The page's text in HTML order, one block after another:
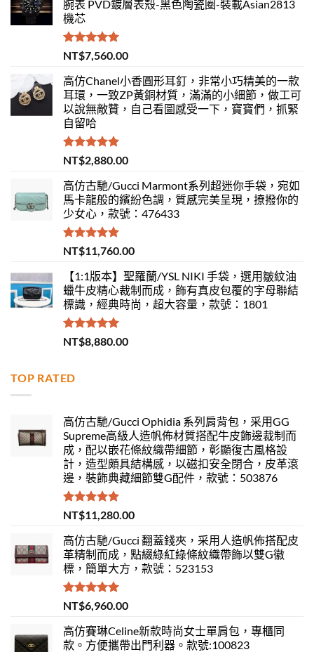
腕表 PVD鍍層表殼-黑色陶瓷圈-裝載Asian2813
機芯
評分 5.00
滿分 5
NT$7,560.00
高仿Chanel小香圓形耳釘，非常小巧精美的一款
耳環，一致ZP黃銅材質，滿滿的小細節，做工可
以說無敵贊，自己看圖感受一下，寶寶們，抓緊
自留哈
評分 5.00
滿分 5
NT$2,880.00
高仿古馳/Gucci Marmont系列超迷你手袋，宛如
馬卡龍般的繽紛色調，質感完美呈現，撩撥你的
少女心，款號：476433
評分5.00
滿分 5
NT$11,760.00
【1:1版本】聖羅蘭/YSL NIKI 手袋，選用皺紋油
蠟牛皮精心裁制而成，飾有真皮包覆的字母聯結
標識，經典時尚，超大容量，款號：1801
評分 5.00
滿分 5
NT$8,880.00
TOP RATED
高仿古馳/Gucci Ophidia 系列肩背包，采用GG
Supreme高級人造帆佈材質搭配牛皮飾邊裁制而
成，配以嵌花條紋織帶細節，彰顯復古風格設
計，造型頗具結構感，以磁扣安全閉合，皮革滾
邊，裝飾典藏細節雙G配件，款號：503876
評分5.00
滿分 5
NT$11,280.00
高仿古馳/Gucci 翻蓋錢夾，采用人造帆佈搭配皮
革精制而成，點綴綠紅綠條紋織帶飾以雙G徽
標，簡單大方，款號：523153
評分 5.00
滿分 5
NT$6,960.00
高仿賽琳Celine新款時尚女士單肩包，專櫃同
款。方便攜帶出門利器。款號:100823